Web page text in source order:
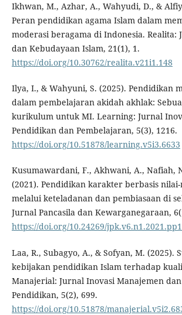
Ikhwan, M., Azhar, A., Wahyudi, D., &
Peran pendidikan agama Islam dalam
moderasi beragama di Indonesia. Realita:
dan Kebudayaan Islam, 21(1), 1.
https://doi.org/10.30762/realita.v21i1.148
Ilya, I., & Wahyuni, S. (2025). Pendidikan
dalam pembelajaran akidah akhlak:
kurikulum untuk MI. Learning: Jurnal
Pendidikan dan Pembelajaran, 5(3), 1216.
https://doi.org/10.51878/learning.v5i3.6633
Kusumawardani, F., Akhwani, A., Nafiah,
(2021). Pendidikan karakter berbasis
melalui keteladanan dan pembiasaan di
Jurnal Pancasila dan Kewarganegaraan,
https://doi.org/10.24269/
Laa, R., Subagyo, A., & Sofyan, M. (2025).
kebijakan pendidikan Islam terhadap
Manajerial: Jurnal Inovasi Manajemen
Pendidikan, 5(2), 699.
https://doi.org/10.51878/